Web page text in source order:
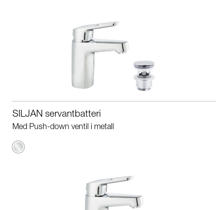
SILJAN servantbatteri
Med Push-down ventil i metall
Krom